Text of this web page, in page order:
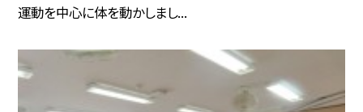
運動を中心に体を動かしまし...